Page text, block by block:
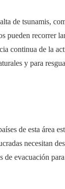
de tsunamis,
pueden recorrer
continua de la
y para
de esta área
necesitan
de evacuación